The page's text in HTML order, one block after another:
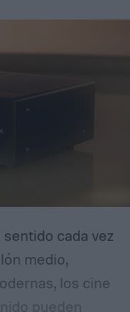
cada vez
medio,
los cine
pueden